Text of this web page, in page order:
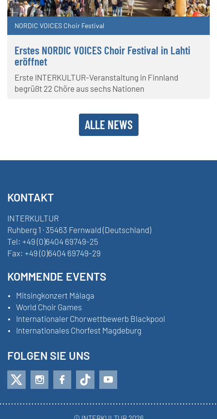
NORDIC VOICES Choir Festival
Erstes NORDIC VOICES Choir Festival in Lahti
eröffnet
Erste INTERKULTUR-Veranstaltung in Finnland
begrüßt 22 Chöre aus sechs Nationen
ALLE NEWS
KONTAKT
INTERKULTUR
Ruhberg 1 · 35463 Fernwald (Deutschland)
Tel: +49 (0)6404 69749-25
Fax: +49 (0)6404 69749-29
KOMMENDE EVENTS
Mitsingkonzert Málaga
World Choir Games
Internationaler Chorwettbewerb Blackpool
Internationales Chorfest Magdeburg
FOLGEN SIE UNS